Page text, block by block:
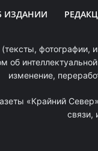
ИЗДАНИИ
фотографии,
об
изменение,
«Крайний
связи,